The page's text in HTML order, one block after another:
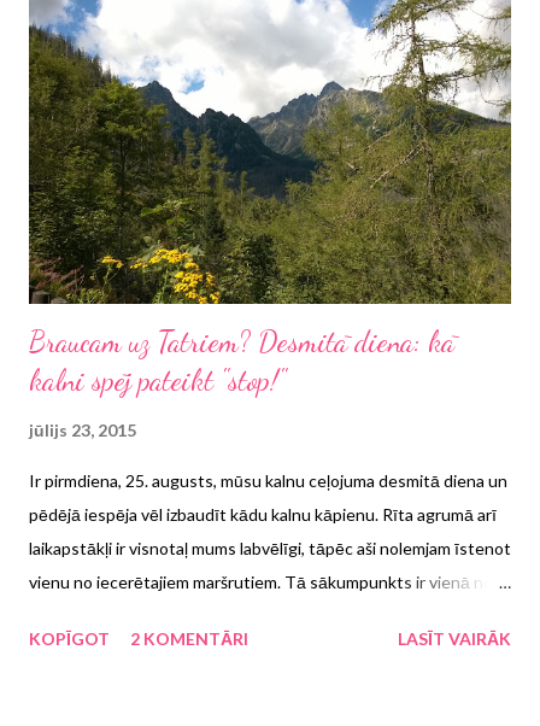
vienmēr var noderēt, tā teikt. Nu, kaut vai lai rīkotu savstarpējas
sacensības, par kuru valsti tad prognozes tomēr nepiepildīsies.
Lai vai kā, taču arī mani gadi jau iet uz otro pusi šajā vidējā
rādītājā, tāpēc laikam jau loģiska šķiet dažādo ķermeņa daļu
nolietošanās. Kā tāds "pavecāks modelis" nu esmu saskārusies
ar "ritošās daļas" nolietojumu, proti, runājot līdzībās, laikam
manas labās kājas ceļgals j...
Braucam uz Tatriem? Desmitā diena: kā
kalni spēj pateikt "stop!"
jūlijs 23, 2015
Ir pirmdiena, 25. augusts, mūsu kalnu ceļojuma desmitā diena un
pēdējā iespēja vēl izbaudīt kādu kalnu kāpienu. Rīta agrumā arī
laikapstākļi ir visnotaļ mums labvēlīgi, tāpēc aši nolemjam īstenot
vienu no iecerētajiem maršrutiem. Tā sākumpunkts ir vienā no
nedaudz virs 1000 metru atzīmes. Mūsu plāns ir pačāpot garām
KOPĪGOT 2 KOMENTĀRI LASĪT VAIRĀK